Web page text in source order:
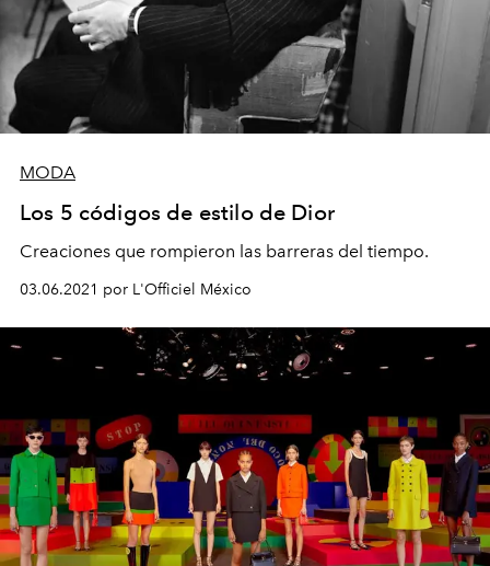
MODA
Los 5 códigos de estilo de Dior
Creaciones que rompieron las barreras del tiempo.
03.06.2021 por L'Officiel México